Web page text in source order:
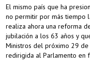
El mismo país que ha
no permitir por más tiempo
realiza ahora una reforma
jubilación a los 63 años y
Ministros del próximo 29
redirigida al Parlamento en